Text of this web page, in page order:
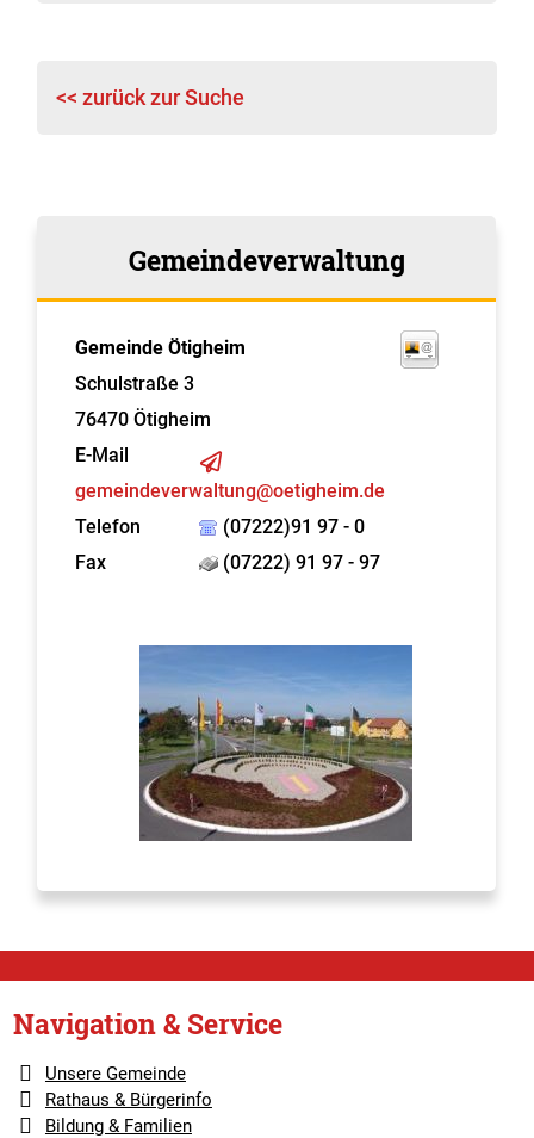
<< zurück zur Suche
Gemeindeverwaltung
Gemeinde Ötigheim
Schulstraße 3
76470 Ötigheim
E-Mail
gemeindeverwaltung@oetigheim.de
Telefon
(07222)91 97 - 0
Fax
(07222) 91 97 - 97
Navigation & Service
Unsere Gemeinde
Rathaus & Bürgerinfo
Bildung & Familien